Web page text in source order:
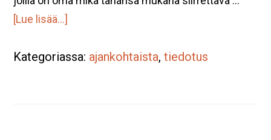
[Lue lisää...]
tuomaan
Kategoriassa: ajankohtaista,tiedotus